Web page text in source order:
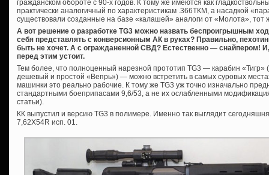
гражданском обороте с 90-х годов. К тому же имеются как
практически аналогичный по характеристикам .366ТКМ, а насадкой
существовали созданные на базе «калашей» аналоги от «Молота»,
А вот решение о разработке TG3 можно назвать беспроигрышным
себя представлять с конверсионным АК в руках? Правильно,
быть не хочет. А с огражданенной СВД? Естественно — снайпером! И,
перед этим устоит.
Тем более, что полноценный нарезной прототип TG3 — карабин «Тигр»
дешевый и простой «Вепрь») — можно встретить в самых суровых
машинки это реально рабочие. К тому же TG3 уж точно изначально
стандартными боеприпасами 9,6/53, а не их ослабленными
статьи).
КК выпустил и версию TG3 в полимере. Именно так выглядит
7,62Х54R исп. 01.